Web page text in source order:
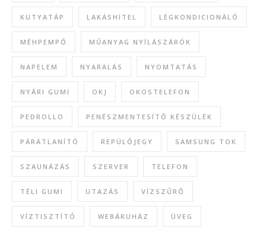
KUTYATÁP LAKÁSHITEL LÉGKONDICIONÁLÓ
MÉHPEMPŐ MŰANYAG NYÍLÁSZÁRÓK
NAPELEM NYARALÁS NYOMTATÁS
NYÁRI GUMI OKJ OKOSTELEFON
PEDROLLO PENÉSZMENTESÍTŐ KÉSZÜLÉK
PÁRÁTLANÍTÓ REPÜLŐJEGY SAMSUNG TOK
SZAUNÁZÁS SZERVER TELEFON
TÉLI GUMI UTAZÁS VÍZSZŰRŐ
VÍZTISZTÍTÓ WEBÁRUHÁZ ÜVEG